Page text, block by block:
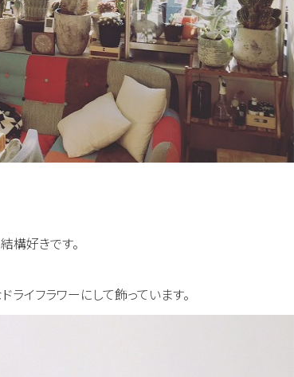
構好きです。
イフラワーにして飾っています。